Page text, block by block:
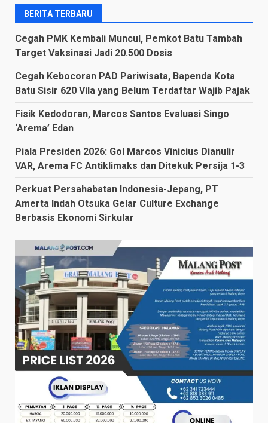
BERITA TERBARU
Cegah PMK Kembali Muncul, Pemkot Batu Tambah
Target Vaksinasi Jadi 20.500 Dosis
Cegah Kebocoran PAD Pariwisata, Bapenda Kota
Batu Sisir 620 Vila yang Belum Terdaftar Wajib Pajak
Fisik Kedodoran, Marcos Santos Evaluasi Singo
‘Arema’ Edan
Piala Presiden 2026: Gol Marcos Vinicius Dianulir
VAR, Arema FC Antiklimaks dan Ditekuk Persija 1-3
Perkuat Persahabatan Indonesia-Jepang, PT
Amerta Indah Otsuka Gelar Culture Exchange
Berbasis Ekonomi Sirkular